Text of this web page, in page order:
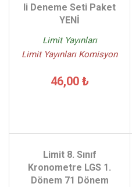
li Deneme Seti Paket
YENİ
Limit Yayınları
Limit Yayınları Komisyon
46,00 ₺
Limit 8. Sınıf
Kronometre LGS 1.
Dönem 71 Dönem